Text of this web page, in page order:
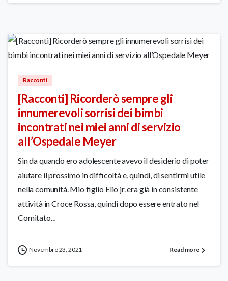
471
Racconti
[Racconti] Ricorderò sempre gli
innumerevoli sorrisi dei bimbi
incontrati nei miei anni di servizio
all’Ospedale Meyer
Sin da quando ero adolescente avevo il desiderio di poter
aiutare il prossimo in difficoltà e, quindi, di sentirmi utile
nella comunità. Mio figlio Elio jr. era già in consistente
attività in Croce Rossa, quindi dopo essere entrato nel
Comitato...
Novembre 23, 2021 Read more